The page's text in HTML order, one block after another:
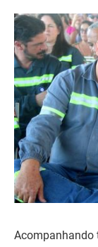
Acompanhando